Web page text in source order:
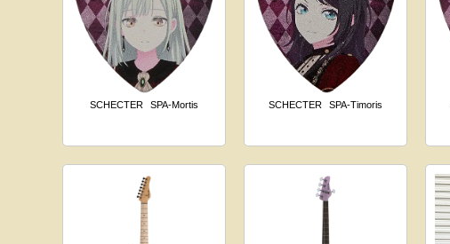
SCHECTER SPA-Mortis SCHECTER SPA-Timoris